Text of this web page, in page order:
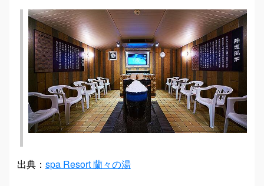
出典： spa Resort 蘭々の湯